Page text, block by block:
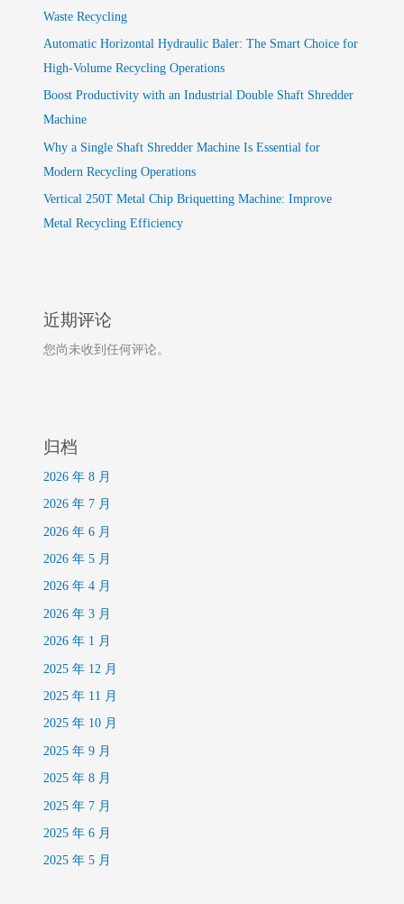
Waste Recycling
Automatic Horizontal Hydraulic Baler: The Smart Choice for
High-Volume Recycling Operations
Boost Productivity with an Industrial Double Shaft Shredder
Machine
Why a Single Shaft Shredder Machine Is Essential for
Modern Recycling Operations
Vertical 250T Metal Chip Briquetting Machine: Improve
Metal Recycling Efficiency
近期评论
您尚未收到任何评论。
归档
2026 年 8 月
2026 年 7 月
2026 年 6 月
2026 年 5 月
2026 年 4 月
2026 年 3 月
2026 年 1 月
2025 年 12 月
2025 年 11 月
2025 年 10 月
2025 年 9 月
2025 年 8 月
2025 年 7 月
2025 年 6 月
2025 年 5 月